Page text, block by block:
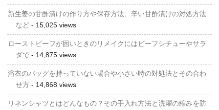
新生姜の甘酢漬けの作り方や保存方法、辛い甘酢漬けの対処方法
など- 15,025 views
ローストビーフが固いときのリメイクにはビーフシチューやサラ
ダで- 14,875 views
浴衣のバッグを持っていない場合や小さい時の対処法とその合わ
せ方- 14,868 views
リネンシャツとはどんなもの？その手入れ方法と洗濯の縮みを防